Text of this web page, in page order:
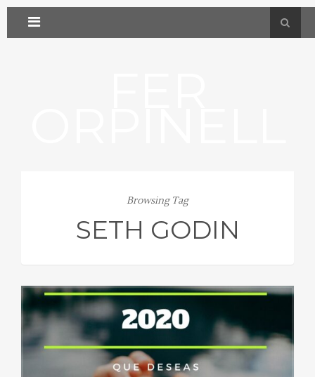
Browsing Tag
SETH GODIN